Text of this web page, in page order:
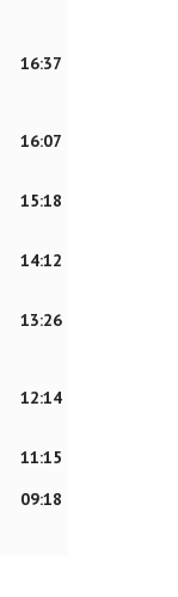
16:37
16:07
15:18
14:12
13:26
12:14
11:15
09:18